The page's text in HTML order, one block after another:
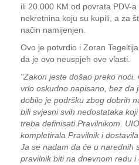
ili 20.000 KM od povrata PDV-
nekretnina koju su kupili, a za
način namijenjen.
Ovo je potvrdio i Zoran
da je ovo neuspjeh ove vlasti.
"Zakon jeste došao preko
vrlo oskudno napisano, bez da
dobilo je podršku zbog dobrih
bili svjesni svih nedostataka
treba definisati Pravilnikom.
kompletirala Pravilnik i
Ja se nadam da će u narednih
pravilnik biti na dnevnom redu